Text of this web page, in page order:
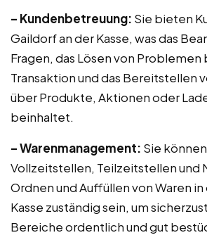
– Kundenbetreuung: Sie bieten
Gaildorf an der Kasse, was das
Fragen, das Lösen von Problemen
Transaktion und das Bereitstellen
über Produkte, Aktionen oder
beinhaltet.
– Warenmanagement: Sie
Vollzeitstellen, Teilzeitstellen und
Ordnen und Auffüllen von Waren
Kasse zuständig sein, um
Bereiche ordentlich und gut